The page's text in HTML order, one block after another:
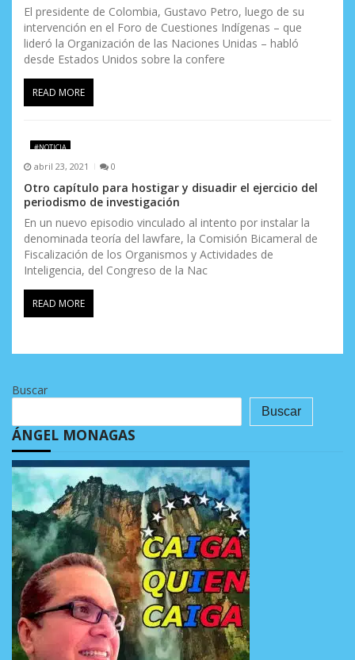
El presidente de Colombia, Gustavo Petro, luego de su
intervención en el Foro de Cuestiones Indígenas – que
lideró la Organización de las Naciones Unidas – habló
desde Estados Unidos sobre la confere
READ MORE
#NOTICIA
abril 23, 2021 0
Otro capítulo para hostigar y disuadir el ejercicio del
periodismo de investigación
En un nuevo episodio vinculado al intento por instalar la
denominada teoría del lawfare, la Comisión Bicameral de
Fiscalización de los Organismos y Actividades de
Inteligencia, del Congreso de la Nac
READ MORE
Buscar
Buscar
ÁNGEL MONAGAS